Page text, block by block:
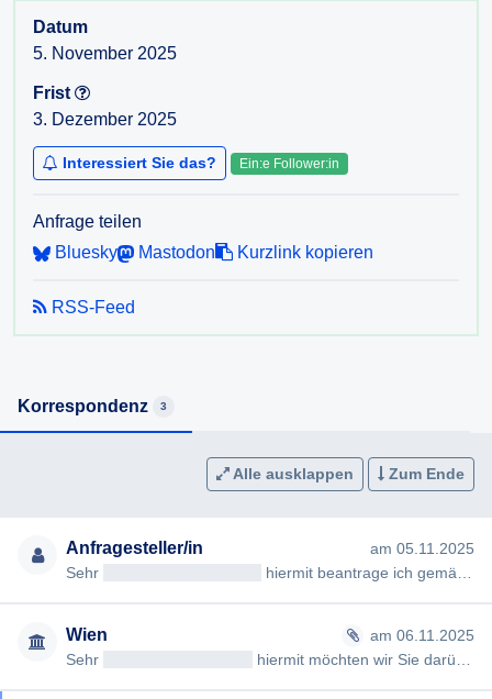
Datum
5. November 2025
Frist
3. Dezember 2025
Interessiert Sie das? Ein:e Follower:in
Anfrage teilen
Bluesky
Mastodon Kurzlink kopieren
RSS-Feed
Korrespondenz 3
Alle ausklappen Zum Ende
Anfragesteller/in
am 05.11.2025
Sehr
hiermit beantrage ich gemäß § 7ff Informationsfreiheitsgesetz (IFG) die Erteilung fo…
Wien
am 06.11.2025
Sehr
hiermit möchten wir Sie darüber informieren, dass Ihre gestellte Anfrage auf Informat…